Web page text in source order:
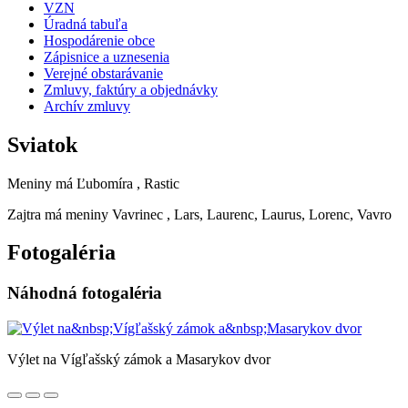
VZN
Úradná tabuľa
Hospodárenie obce
Zápisnice a uznesenia
Verejné obstarávanie
Zmluvy, faktúry a objednávky
Archív zmluvy
Sviatok
Meniny má Ľubomíra , Rastic
Zajtra má meniny Vavrinec , Lars, Laurenc, Laurus, Lorenc, Vavro
Fotogaléria
Náhodná fotogaléria
Výlet na Vígľašský zámok a Masarykov dvor